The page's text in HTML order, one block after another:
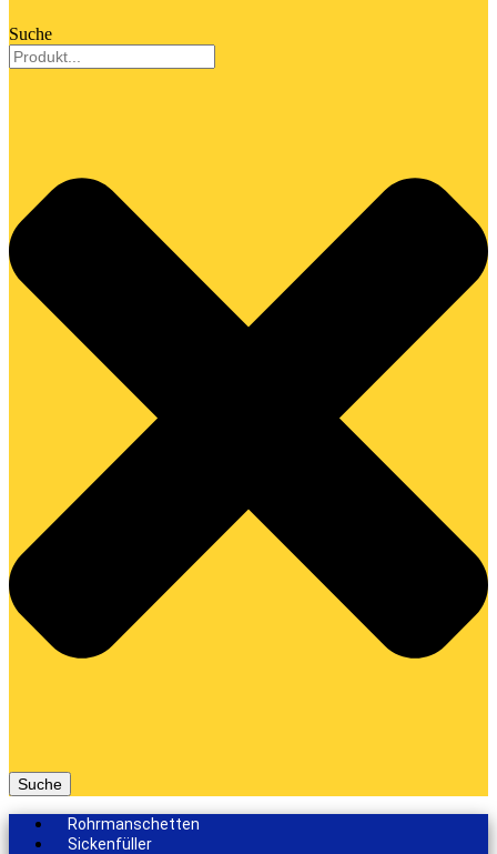
Suche
Suche
Rohrmanschetten
Sickenfüller